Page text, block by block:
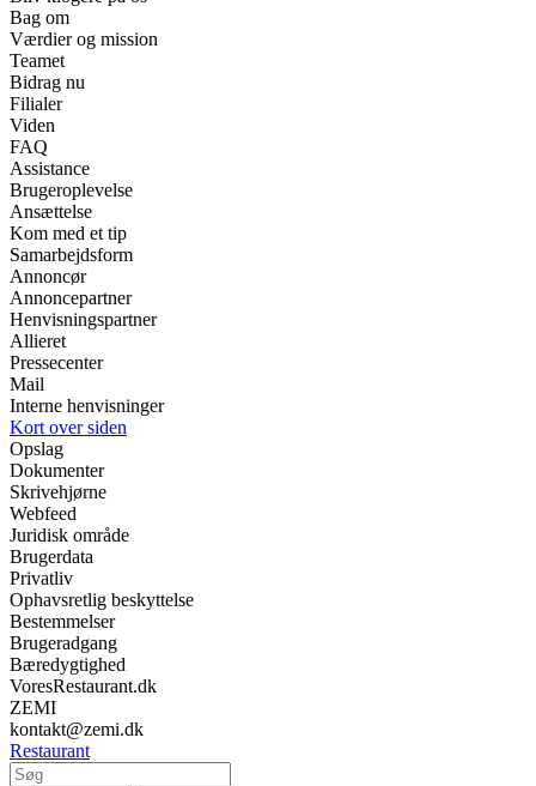
Bag om
Værdier og mission
Teamet
Bidrag nu
Filialer
Viden
FAQ
Assistance
Brugeroplevelse
Ansættelse
Kom med et tip
Samarbejdsform
Annoncør
Annoncepartner
Henvisningspartner
Allieret
Pressecenter
Mail
Interne henvisninger
Kort over siden
Opslag
Dokumenter
Skrivehjørne
Webfeed
Juridisk område
Brugerdata
Privatliv
Ophavsretlig beskyttelse
Bestemmelser
Brugeradgang
Bæredygtighed
VoresRestaurant.dk
ZEMI
kontakt@zemi.dk
Restaurant